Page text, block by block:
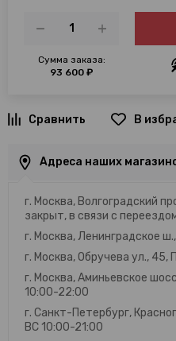
Сумма заказа:
93 600 ₽
В
Адреса наших
г. Москва, Волгоградский
закрыт, в связи с
г. Москва, Ленинградское
г. Москва, Обручева ул.,
г. Москва, Аминьевское
10:00-22:00
г. Санкт-Петербург,
ВС 10:00-21:00